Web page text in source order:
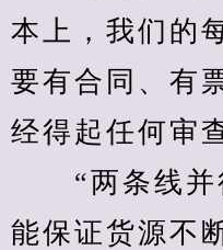
本上，我们的
要有合同、有
经得起任何审
“两条线并
能保证货源不